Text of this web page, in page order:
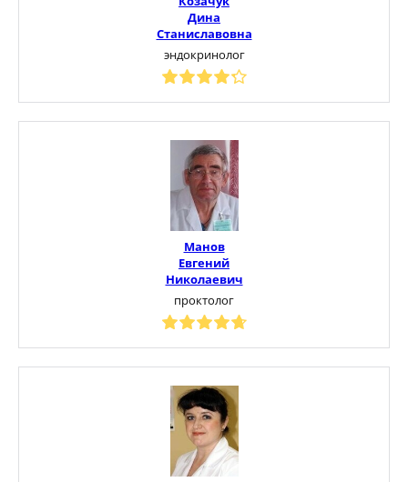
Дина
Станиславовна
эндокринолог
Манов
Евгений
Николаевич
проктолог